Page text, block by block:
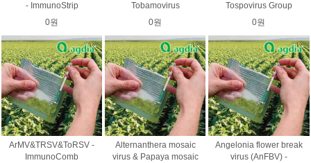
- ImmunoStrip
0원
Tobamovirus
0원
Tospovirus Group
0원
ArMV&TRSV&ToRSV -
ImmunoComb
Alternanthera mosaic
virus & Papaya mosaic
Angelonia flower break
virus (AnFBV) -